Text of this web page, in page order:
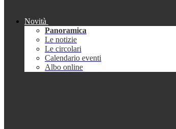
Novità
Panoramica
Le notizie
Le circolari
Calendario eventi
Albo online